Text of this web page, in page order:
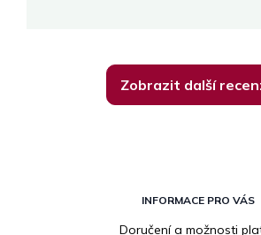
Zobrazit další
INFORMACE PRO VÁS
Doručení a možnosti